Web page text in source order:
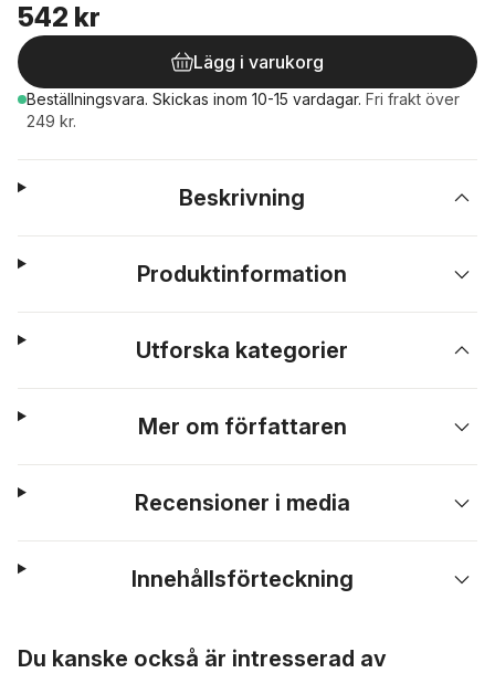
542 kr
Lägg i varukorg
Beställningsvara. Skickas inom 10-15 vardagar. Fri frakt över
249 kr.
Beskrivning
Produktinformation
Utforska kategorier
Mer om författaren
Recensioner i media
Innehållsförteckning
Du kanske också är intresserad av